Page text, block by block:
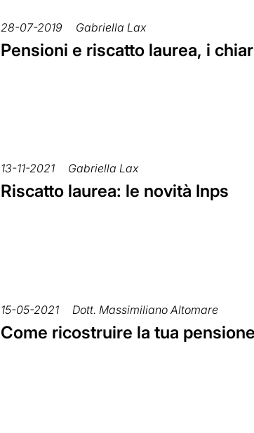
28-07-2019 Gabriella Lax
Pensioni e riscatto laurea, i
13-11-2021 Gabriella Lax
Riscatto laurea: le novità Inps
15-05-2021 Dott. Massimiliano Altomare
Come ricostruire la tua